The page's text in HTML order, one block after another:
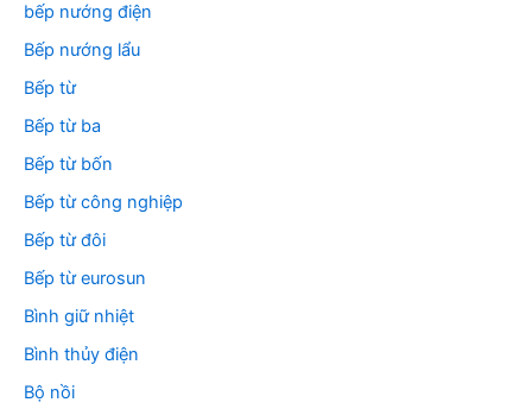
bếp nướng điện
Bếp nướng lẩu
Bếp từ
Bếp từ ba
Bếp từ bốn
Bếp từ công nghiệp
Bếp từ đôi
Bếp từ eurosun
Bình giữ nhiệt
Bình thủy điện
Bộ nồi